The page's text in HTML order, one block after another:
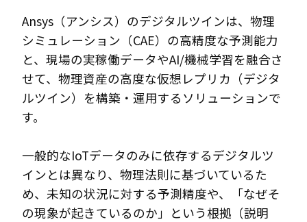
Ansys（アンシス）のデジタルツインは、物理
シミュレーション（CAE）の高精度な予測能力
と、現場の実稼働データやAI/機械学習を融合さ
せて、物理資産の高度な仮想レプリカ（デジタ
ルツイン）を構築・運用するソリューションで
す。
一般的なIoTデータのみに依存するデジタルツ
インとは異なり、物理法則に基づいているた
め、未知の状況に対する予測精度や、「なぜそ
の現象が起きているのか」という根拠（説明